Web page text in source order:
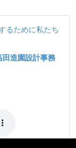
るために私たち
造園設計事務